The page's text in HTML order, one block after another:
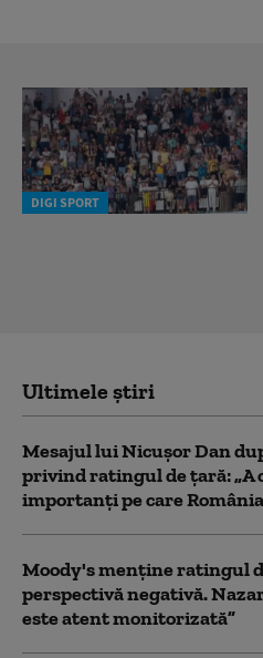
DIGI SPORT
Ultimele știri
Mesajul lui Nicușor Dan
privind ratingul de țară: „A
importanți pe care
Moody's menține ratingul
perspectivă negativă.
este atent monitorizată”